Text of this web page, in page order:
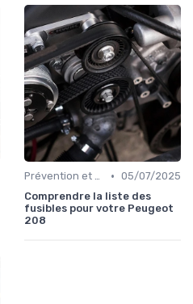
Prévention et Diagnostic des Pannes • 05/07/2025
Comprendre la liste des
fusibles pour votre Peugeot
208